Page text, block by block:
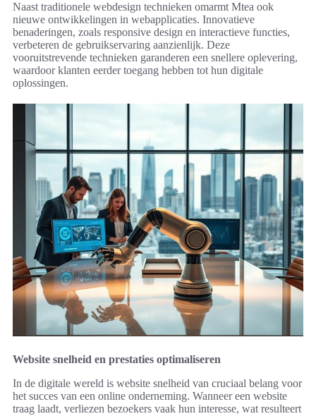
Naast traditionele webdesign technieken omarmt Mtea ook
nieuwe ontwikkelingen in webapplicaties. Innovatieve
benaderingen, zoals responsive design en interactieve functies,
verbeteren de gebruikservaring aanzienlijk. Deze
vooruitstrevende technieken garanderen een snellere oplevering,
waardoor klanten eerder toegang hebben tot hun digitale
oplossingen.
Website snelheid en prestaties optimaliseren
In de digitale wereld is website snelheid van cruciaal belang voor
het succes van een online onderneming. Wanneer een website
traag laadt, verliezen bezoekers vaak hun interesse, wat resulteert